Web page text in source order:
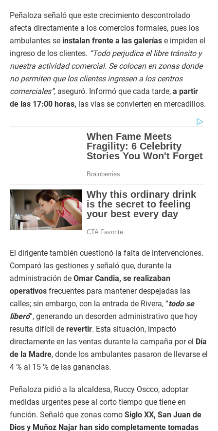
Peñaloza señaló que este crecimiento descontrolado
afecta directamente a los comercios formales, pues los
ambulantes se instalan frente a las galerías e impiden el
ingreso de los clientes. “Todo perjudica el libre tránsito y
nuestra actividad comercial. Se colocan en zonas donde
no permiten que los clientes ingresen a los centros
comerciales”, aseguró. Informó que cada tarde, a partir
de las 17:00 horas, las vías se convierten en mercadillos.
El dirigente también cuestionó la falta de intervenciones.
Comparó las gestiones y señaló que, durante la
administración de Omar Candia, se realizaban
operativos frecuentes para mantener despejadas las
calles; sin embargo, con la entrada de Rivera, “todo se
liberó”, generando un desorden administrativo que hoy
resulta difícil de revertir. Esta situación, impactó
directamente en las ventas durante la campaña por el Día
de la Madre, donde los ambulantes pasaron de llevarse el
4 % al 15 % de las ganancias.
Peñaloza pidió a la alcaldesa, Ruccy Oscco, adoptar
medidas urgentes pese al corto tiempo que tiene en
función. Señaló que zonas como Siglo XX, San Juan de
Dios y Muñoz Najar han sido completamente tomadas